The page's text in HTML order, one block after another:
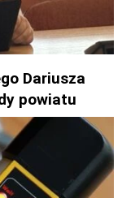
Dariusza
powiatu